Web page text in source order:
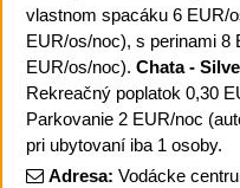
vlastnom spacáku 6 EUR/
EUR/os/noc), s perinami 8
EUR/os/noc). Chata -
Rekreačný poplatok 0,30
Parkovanie 2 EUR/noc
pri ubytovaní iba 1 osoby.
Adresa: Vodácke